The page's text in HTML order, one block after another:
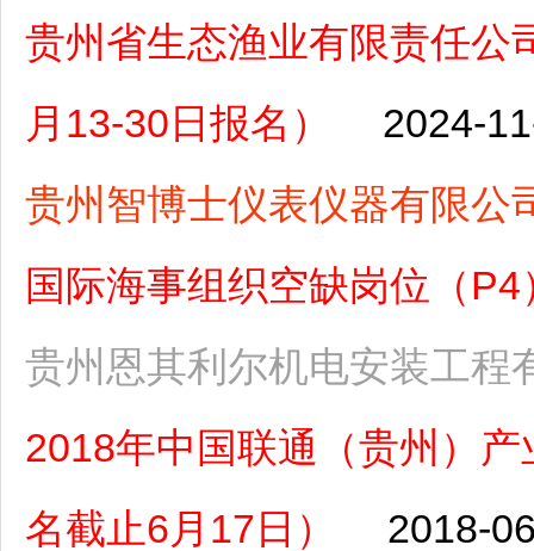
贵州省生态渔业有限责任公
月13-30日报名）
2024-
贵州智博士仪表仪器有限公
国际海事组织空缺岗位（
贵州恩其利尔机电安装工程
2018年中国联通（贵州）
名截止6月17日）
2018-